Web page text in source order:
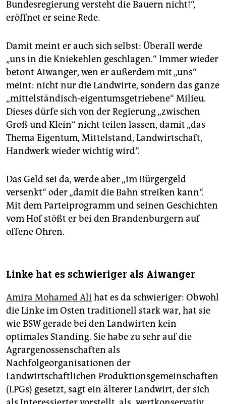
Bundesregierung versteht die Bauern nicht!“,
eröffnet er seine Rede.
Damit meint er auch sich selbst: Überall werde
„uns in die Kniekehlen geschlagen.“ Immer wieder
betont Aiwanger, wen er außerdem mit „uns“
meint: nicht nur die Landwirte, sondern das ganze
„mittelständisch-eigentumsgetriebene“ Milieu.
Dieses dürfe sich von der Regierung „zwischen
Groß und Klein“ nicht teilen lassen, damit „das
Thema Eigentum, Mittelstand, Landwirtschaft,
Handwerk wieder wichtig wird“.
Das Geld sei da, werde aber „im Bürgergeld
versenkt“ oder „damit die Bahn streiken kann“.
Mit dem Parteiprogramm und seinen Geschichten
vom Hof stößt er bei den Brandenburgern auf
offene Ohren.
Linke hat es schwieriger als Aiwanger
Amira Mohamed Alihat es da schwieriger: Obwohl
die Linke im Osten traditionell stark war, hat sie
wie BSW gerade bei den Landwirten kein
optimales Standing. Sie habe zu sehr auf die
Agrargenossenschaften als
Nachfolgeorganisationen der
Landwirtschaftlichen Produktionsgemeinschaften
(LPGs) gesetzt, sagt ein älterer Landwirt, der sich